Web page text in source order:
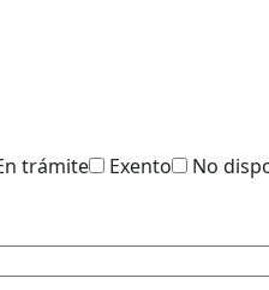
trámite Exento
No